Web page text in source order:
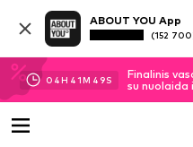
ABOUT YOU App
(152
04H 41M 48S
Finalinis
su nuolaida